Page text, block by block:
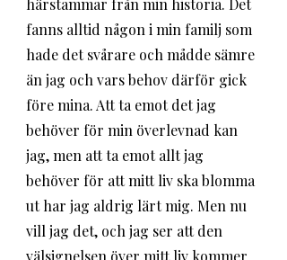
härstammar från min historia. Det
fanns alltid någon i min familj som
hade det svårare och mådde sämre
än jag och vars behov därför gick
före mina. Att ta emot det jag
behöver för min överlevnad kan
jag, men att ta emot allt jag
behöver för att mitt liv ska blomma
ut har jag aldrig lärt mig. Men nu
vill jag det, och jag ser att den